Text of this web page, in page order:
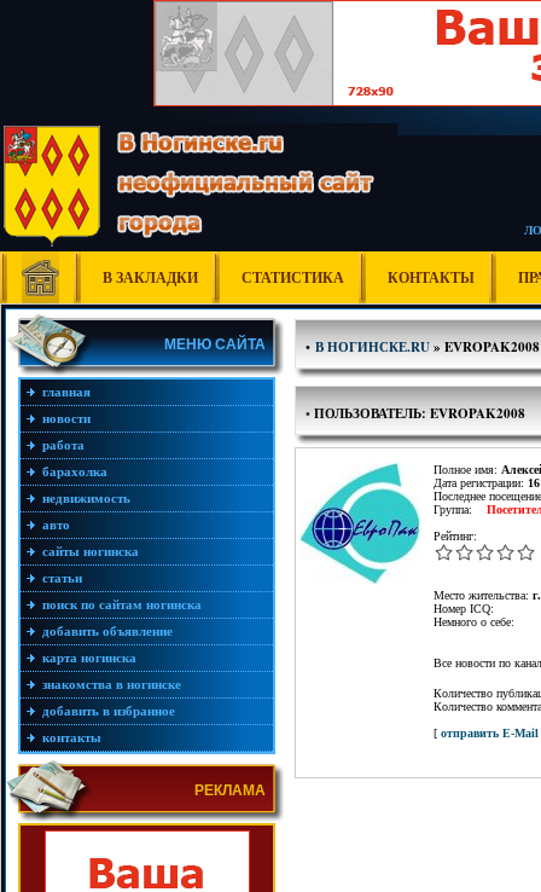
В ЗАКЛАДКИ СТАТИСТИКА КОНТАКТЫ
МЕНЮ САЙТА
главная
новости
работа
барахолка
недвижимость
авто
сайты ногинска
статьи
поиск по сайтам ногинска
добавить объявление
карта ногинска
знакомства в ногинске
добавить в избранное
контакты
РЕКЛАМА
• В НОГИНСКЕ.RU» EVROPAK2008
• ПОЛЬЗОВАТЕЛЬ: EVROPAK2008
Полное имя:
Дата регистрации:
Последнее
Группа:
Рейтинг:
Место жительства:
Номер ICQ:
Немного о себе:
Все новости по
Количество
Количество
[ отправить E-Mail